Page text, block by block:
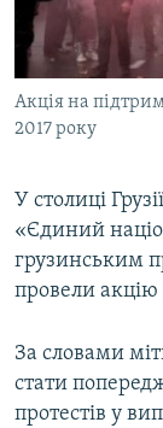
ВІДЕОУРОКИ
СВІДЧЕННЯ
УКРАЇНСЬКА
Русский
Qırımtatar
Усі сайти
Акція на
2017 року
У столиці
«Єдиний
грузинським
провели акцію
За словами
стати
протестів у